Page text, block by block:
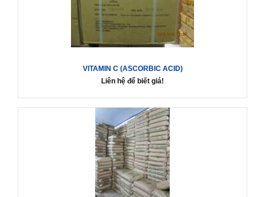
VITAMIN C (ASCORBIC ACID)
Liên hệ để biết giá!